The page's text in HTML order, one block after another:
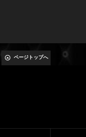
ページトップへ